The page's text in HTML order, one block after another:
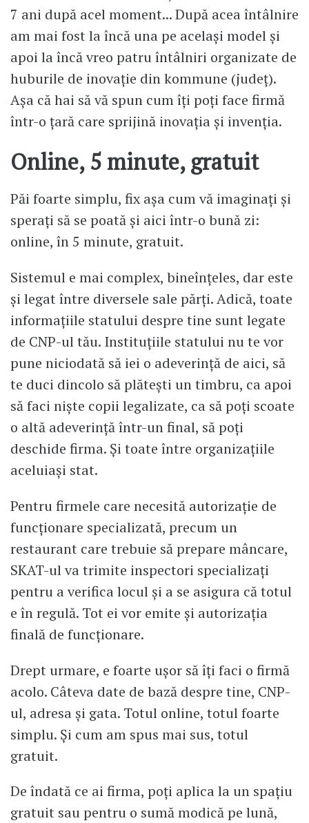
7 ani după acel moment... După acea întâlnire
am mai fost la încă una pe același model și
apoi la încă vreo patru întâlniri organizate de
huburile de inovație din kommune (județ).
Așa că hai să vă spun cum îți poți face firmă
într-o țară care sprijină inovația și invenția.
Online, 5 minute, gratuit
Păi foarte simplu, fix așa cum vă imaginați și
sperați să se poată și aici într-o bună zi:
online, în 5 minute, gratuit.
Sistemul e mai complex, bineînțeles, dar este
și legat între diversele sale părți. Adică, toate
informațiile statului despre tine sunt legate
de CNP-ul tău. Instituțiile statului nu te vor
pune niciodată să iei o adeverință de aici, să
te duci dincolo să plătești un timbru, ca apoi
să faci niște copii legalizate, ca să poți scoate
o altă adeverință într-un final, să poți
deschide firma. Și toate între organizațiile
aceluiași stat.
Pentru firmele care necesită autorizație de
funcționare specializată, precum un
restaurant care trebuie să prepare mâncare,
SKAT-ul va trimite inspectori specializați
pentru a verifica locul și a se asigura că totul
e în regulă. Tot ei vor emite și autorizația
finală de funcționare.
Drept urmare, e foarte ușor să îți faci o firmă
acolo. Câteva date de bază despre tine, CNP-
ul, adresa și gata. Totul online, totul foarte
simplu. Și cum am spus mai sus, totul
gratuit.
De îndată ce ai firma, poți aplica la un spațiu
gratuit sau pentru o sumă modică pe lună,